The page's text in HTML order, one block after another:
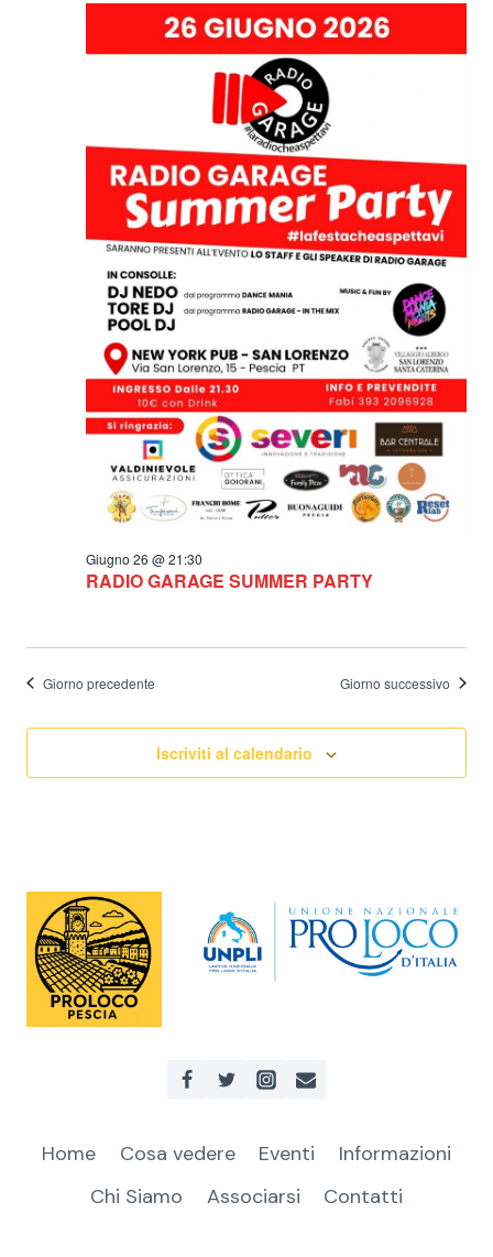
RADIO GARAGE SUMMER PARTY
Giugno 26 @ 21:30
Giorno precedente Giorno successivo
Iscriviti al calendario
Home Cosa vedere Eventi
Informazioni
Chi Siamo
Associarsi Contatti